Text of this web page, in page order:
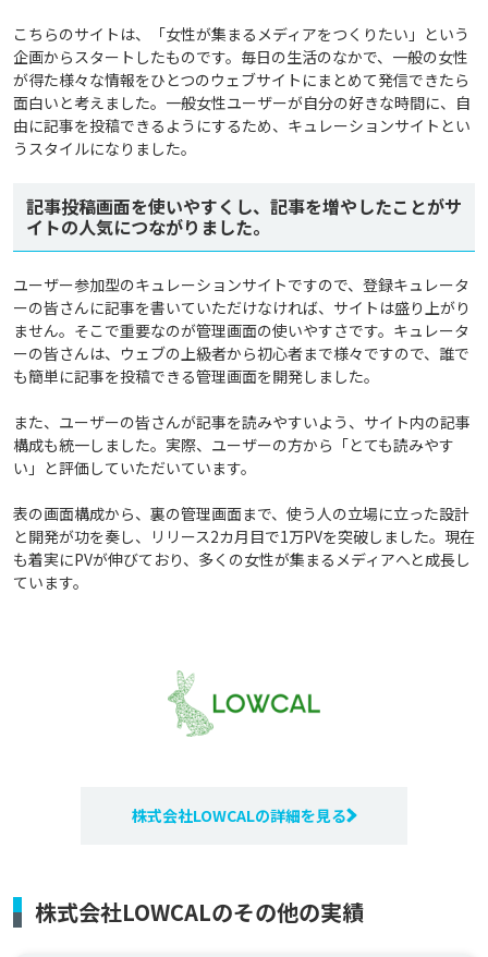
こちらのサイトは、「女性が集まるメディアをつくりたい」という
企画からスタートしたものです。毎日の生活のなかで、一般の女性
が得た様々な情報をひとつのウェブサイトにまとめて発信できたら
面白いと考えました。一般女性ユーザーが自分の好きな時間に、自
由に記事を投稿できるようにするため、キュレーションサイトとい
うスタイルになりました。
記事投稿画面を使いやすくし、記事を増やしたことがサ
イトの人気につながりました。
ユーザー参加型のキュレーションサイトですので、登録キュレータ
ーの皆さんに記事を書いていただけなければ、サイトは盛り上がり
ません。そこで重要なのが管理画面の使いやすさです。キュレータ
ーの皆さんは、ウェブの上級者から初心者まで様々ですので、誰で
も簡単に記事を投稿できる管理画面を開発しました。
また、ユーザーの皆さんが記事を読みやすいよう、サイト内の記事
構成も統一しました。実際、ユーザーの方から「とても読みやす
い」と評価していただいています。
表の画面構成から、裏の管理画面まで、使う人の立場に立った設計
と開発が功を奏し、リリース2カ月目で1万PVを突破しました。現在
も着実にPVが伸びており、多くの女性が集まるメディアへと成長し
ています。
株式会社LOWCALの詳細を見る
株式会社LOWCALのその他の実績